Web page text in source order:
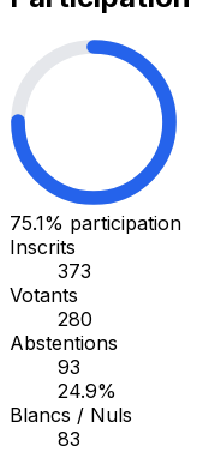
75.1% participation
Inscrits
373
Votants
280
Abstentions
93
24.9%
Blancs / Nuls
83